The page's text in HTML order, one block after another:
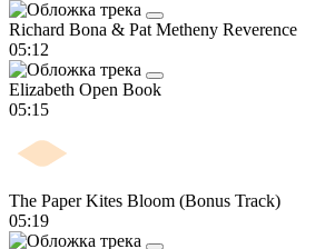
Richard Bona & Pat Metheny Reverence
05:12
Elizabeth Open Book
05:15
The Paper Kites Bloom (Bonus Track)
05:19